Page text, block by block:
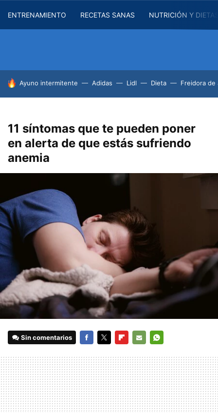
ENTRENAMIENTO RECETAS SANAS NUTRICIÓN Y
HOY SE HABLA DE
Ayuno intermitente Adidas Lidl Dieta Freidora de
11 síntomas que te pueden poner
en alerta de que estás sufriendo
anemia
Sin comentarios
MAIL